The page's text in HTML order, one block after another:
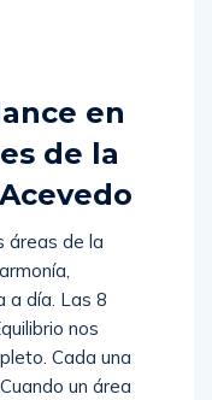
en
de la
áreas de la
a día. Las 8
nos
Cada una
un área